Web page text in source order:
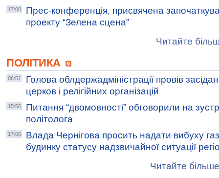
17:00
Прес-конференція, присвячена
проекту “Зелена сцена”
Читайте
ПОЛІТИКА
06:51
Голова облдержадміністрації провів
церков і релігійних організацій
15:56
Питання “двомовності” обговорили на
політолога
17:06
Влада Чернігова просить надати вибуху
будинку статусу надзвичайної ситуації
Читайте